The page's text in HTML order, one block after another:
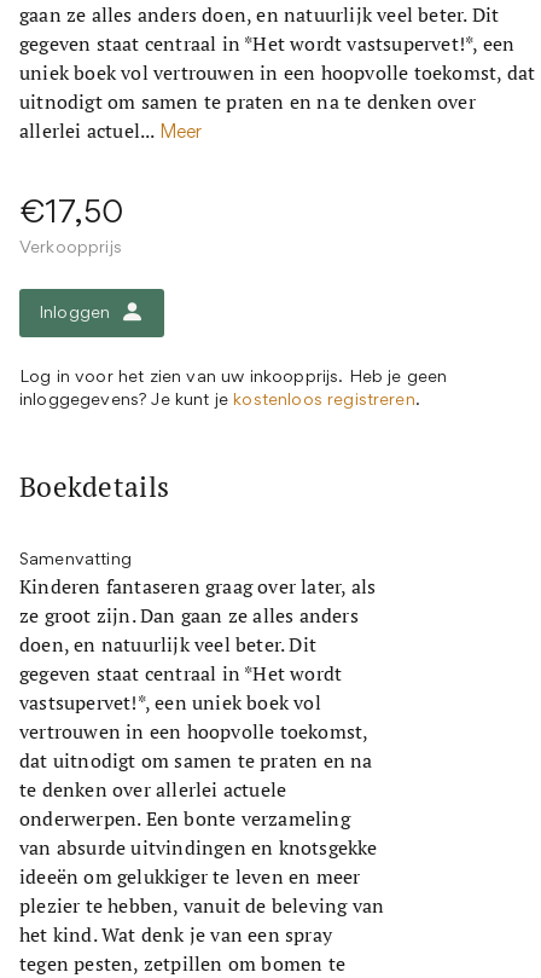
gaan ze alles anders doen, en natuurlijk veel beter. Dit
gegeven staat centraal in *Het wordt vastsupervet!*, een
uniek boek vol vertrouwen in een hoopvolle toekomst, dat
uitnodigt om samen te praten en na te denken over
allerlei actuel... Meer
€17,50
Verkoopprijs
Inloggen
Log in voor het zien van uw inkoopprijs. Heb je geen
inloggegevens? Je kunt je kostenloos registreren.
Boekdetails
Samenvatting
Kinderen fantaseren graag over later, als
ze groot zijn. Dan gaan ze alles anders
doen, en natuurlijk veel beter. Dit
gegeven staat centraal in *Het wordt
vastsupervet!*, een uniek boek vol
vertrouwen in een hoopvolle toekomst,
dat uitnodigt om samen te praten en na
te denken over allerlei actuele
onderwerpen. Een bonte verzameling
van absurde uitvindingen en knotsgekke
ideeën om gelukkiger te leven en meer
plezier te hebben, vanuit de beleving van
het kind. Wat denk je van een spray
tegen pesten, zetpillen om bomen te